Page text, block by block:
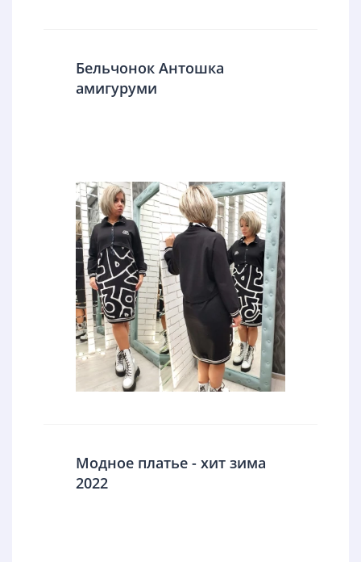
Бельчонок Антошка
амигуруми
Модное платье - хит зима
2022